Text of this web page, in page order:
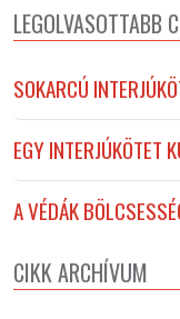
LEGOLVASOTTABB
SOKARCÚ
EGY INTERJÚKÖTET
A VÉDÁK
CIKK ARCHÍVUM